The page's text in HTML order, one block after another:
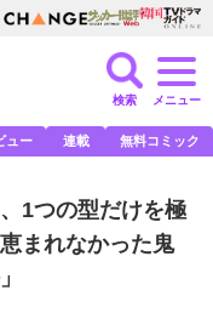
検索 メニュー
ュー 連載 無料コミック
1つの型だけを極
まれなかった鬼